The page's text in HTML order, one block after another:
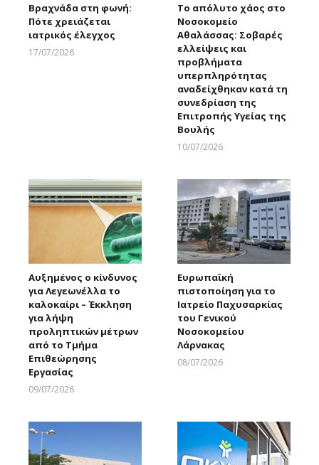
Βραχνάδα στη φωνή:
Πότε χρειάζεται
ιατρικός έλεγχος
17/07/2026
Το απόλυτο χάος στο
Νοσοκομείο
Αθαλάσσας: Σοβαρές
ελλείψεις και
προβλήματα
υπερπληρότητας
αναδείχθηκαν κατά τη
συνεδρίαση της
Επιτροπής Υγείας της
Βουλής
10/07/2026
Αυξημένος ο κίνδυνος
για Λεγεωνέλλα το
καλοκαίρι – Έκκληση
για λήψη
προληπτικών μέτρων
από το Τμήμα
Επιθεώρησης
Εργασίας
09/07/2026
Ευρωπαϊκή
πιστοποίηση για το
Ιατρείο Παχυσαρκίας
του Γενικού
Νοσοκομείου
Λάρνακας
08/07/2026